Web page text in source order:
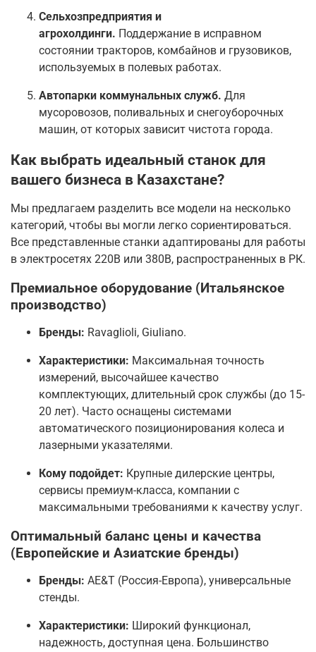
Сельхозпредприятия и
агрохолдинги. Поддержание в исправном
состоянии тракторов, комбайнов и грузовиков,
используемых в полевых работах.
Автопарки коммунальных служб. Для
мусоровозов, поливальных и снегоуборочных
машин, от которых зависит чистота города.
Как выбрать идеальный станок для
вашего бизнеса в Казахстане?
Мы предлагаем разделить все модели на несколько
категорий, чтобы вы могли легко сориентироваться.
Все представленные станки адаптированы для работы
в электросетях 220В или 380В, распространенных в РК.
Премиальное оборудование (Итальянское
производство)
Бренды: Ravaglioli, Giuliano.
Характеристики: Максимальная точность
измерений, высочайшее качество
комплектующих, длительный срок службы (до 15-
20 лет). Часто оснащены системами
автоматического позиционирования колеса и
лазерными указателями.
Кому подойдет: Крупные дилерские центры,
сервисы премиум-класса, компании с
максимальными требованиями к качеству услуг.
Оптимальный баланс цены и качества
(Европейские и Азиатские бренды)
Бренды: AE&T (Россия-Европа), универсальные
стенды.
Характеристики: Широкий функционал,
надежность, доступная цена. Большинство